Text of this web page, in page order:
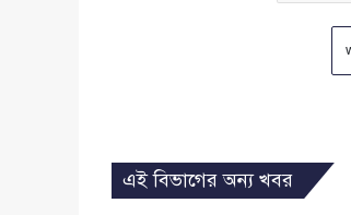
এই বিভাগের অন্য খবর